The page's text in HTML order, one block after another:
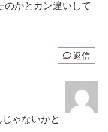
のかとカン違いして
返信
ゃないかと